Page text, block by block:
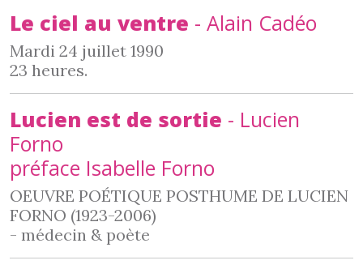
Le ciel au ventre - Alain Cadéo
Mardi 24 juillet 1990
23 heures.
Lucien est de sortie - Lucien
Forno
préface Isabelle Forno
OEUVRE POÉTIQUE POSTHUME DE LUCIEN
FORNO (1923-2006)
- médecin & poète